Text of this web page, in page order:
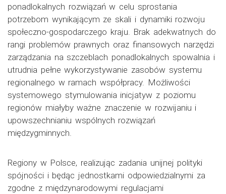
ponadlokalnych rozwiązań w celu sprostania
potrzebom wynikającym ze skali i dynamiki rozwoju
społeczno-gospodarczego kraju. Brak adekwatnych do
rangi problemów prawnych oraz finansowych narzędzi
zarządzania na szczeblach ponadlokalnych spowalnia i
utrudnia pełne wykorzystywanie zasobów systemu
regionalnego w ramach współpracy. Możliwości
systemowego stymulowania inicjatyw z poziomu
regionów miałyby ważne znaczenie w rozwijaniu i
upowszechnianiu wspólnych rozwiązań
międzygminnych.
Regiony w Polsce, realizując zadania unijnej polityki
spójności i będąc jednostkami odpowiedzialnymi za
zgodne z międzynarodowymi regulacjami